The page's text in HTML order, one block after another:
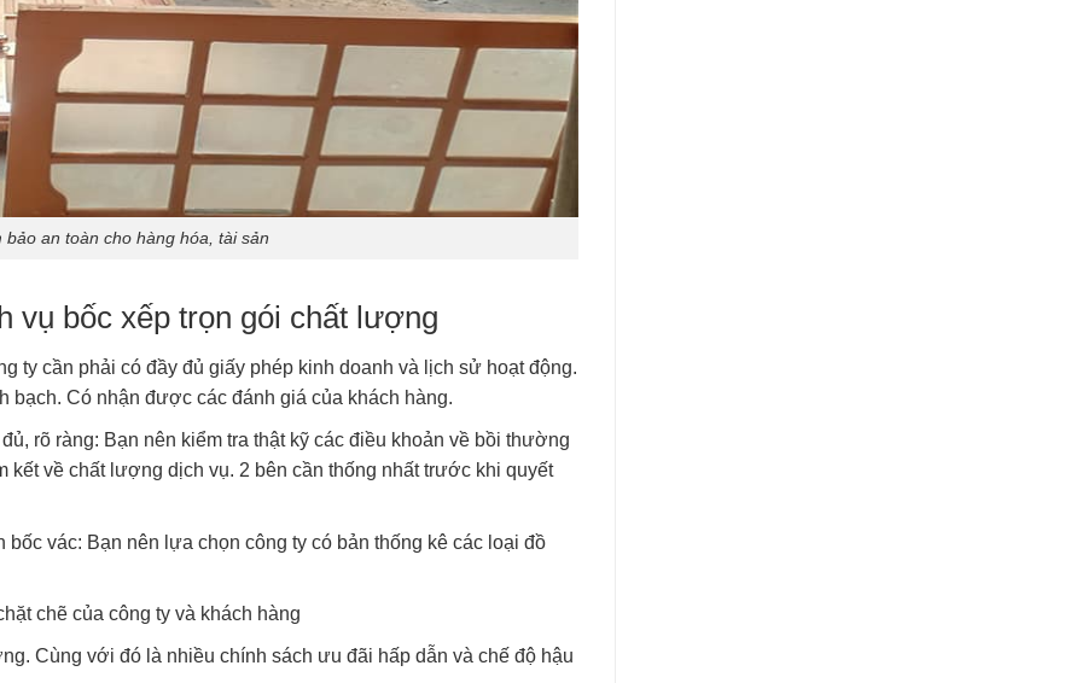
bảo an toàn cho hàng hóa, tài sản
vụ bốc xếp trọn gói chất lượng
ty cần phải có đầy đủ giấy phép kinh doanh và lịch sử hoạt động.
bạch. Có nhận được các đánh giá của khách hàng.
rõ ràng: Bạn nên kiểm tra thật kỹ các điều khoản về bồi thường
kết về chất lượng dịch vụ. 2 bên cần thống nhất trước khi quyết
bốc vác: Bạn nên lựa chọn công ty có bản thống kê các loại đồ
chẽ của công ty và khách hàng
Cùng với đó là nhiều chính sách ưu đãi hấp dẫn và chế độ hậu